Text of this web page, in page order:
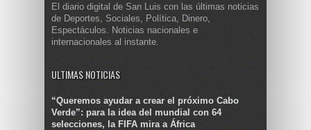
El diario digital de San Luis con las últimas noticias
de Deportes, Sociales, Política, Dinero,
Espectáculos. Noticias nacionales e
internacionales al instante.
ULTIMAS NOTICIAS
“Queremos ayudar a crear el próximo Cabo
Verde”: para la idea del mundial con 64
selecciones, la FIFA mira a África